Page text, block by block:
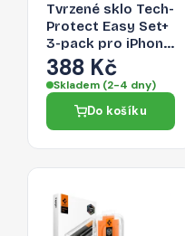
Tvrzené sklo Tech-
Protect Easy Set+
3-pack pro iPhone
17 – čiré
388 Kč
Skladem (2-4 dny)
Do košíku